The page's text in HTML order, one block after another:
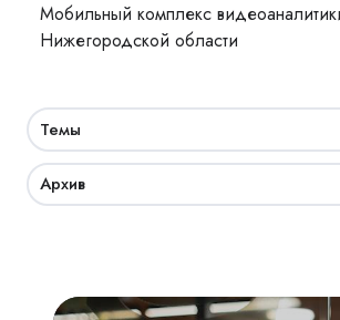
Мобильный комплекс
Нижегородской области
Темы
Архив
Академия